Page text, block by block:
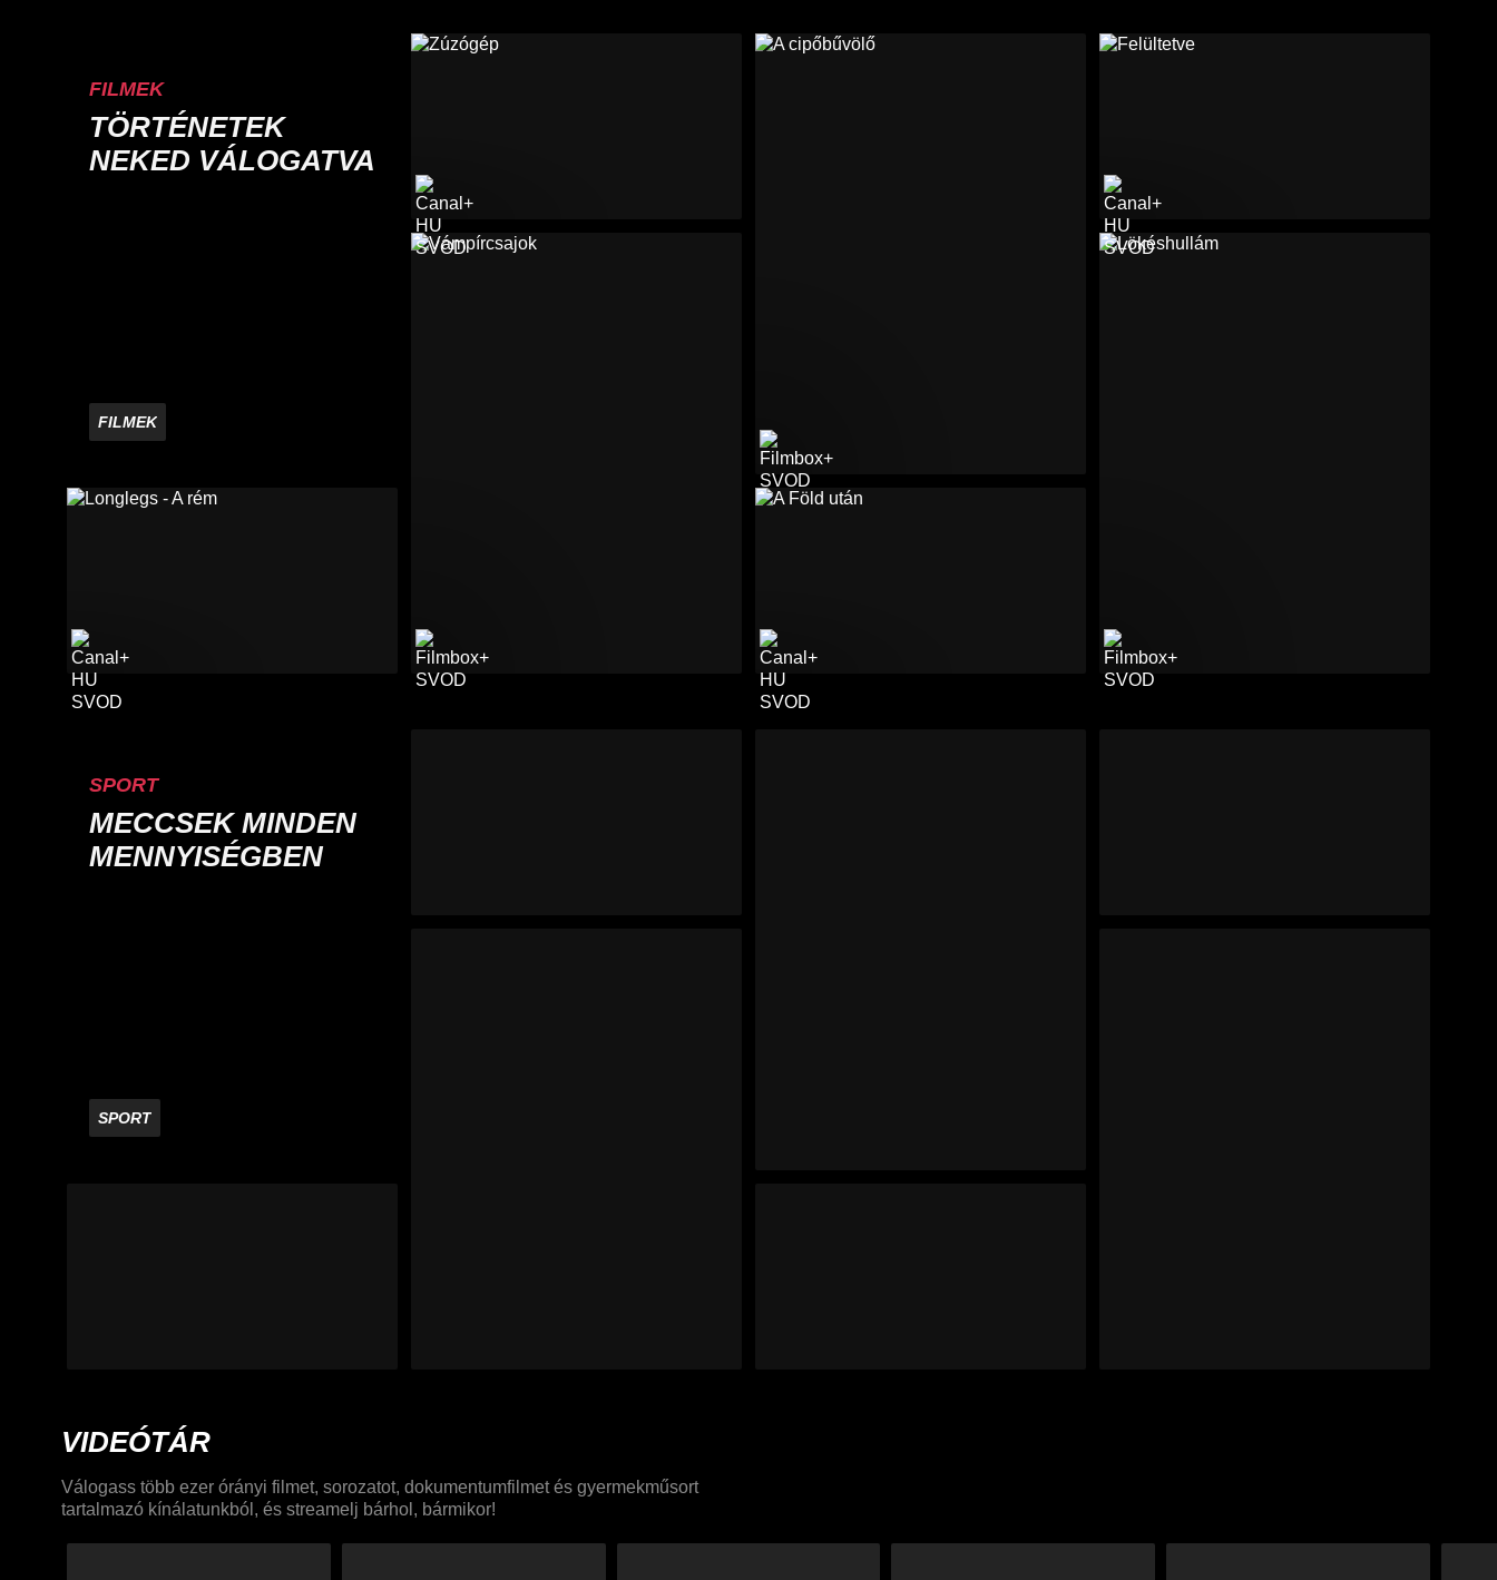
FILMEK
TÖRTÉNETEK
NEKED VÁLOGATVA
FILMEK
SPORT
MECCSEK MINDEN
MENNYISÉGBEN
SPORT
VIDEÓTÁR
Válogass több ezer órányi filmet, sorozatot, dokumentumfilmet és gyermekműsort
tartalmazó kínálatunkból, és streamelj bárhol, bármikor!